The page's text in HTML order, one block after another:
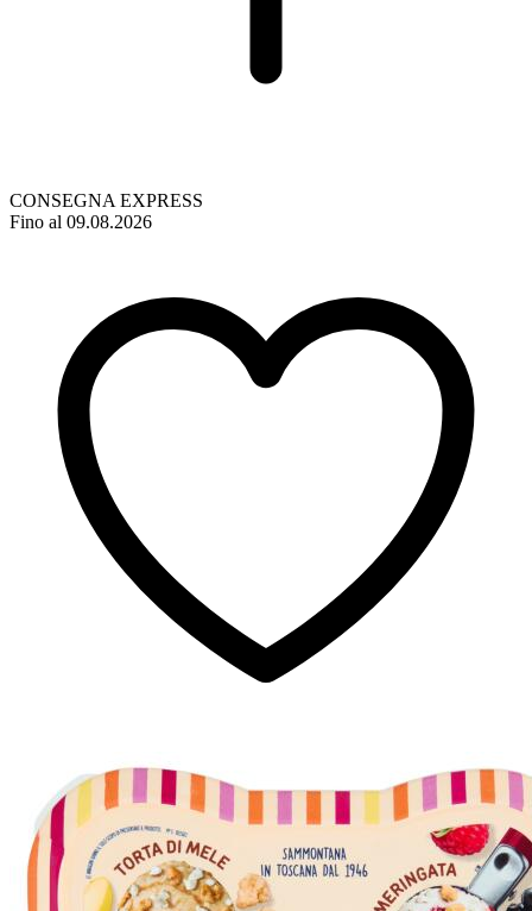
CONSEGNA EXPRESS
Fino al 09.08.2026